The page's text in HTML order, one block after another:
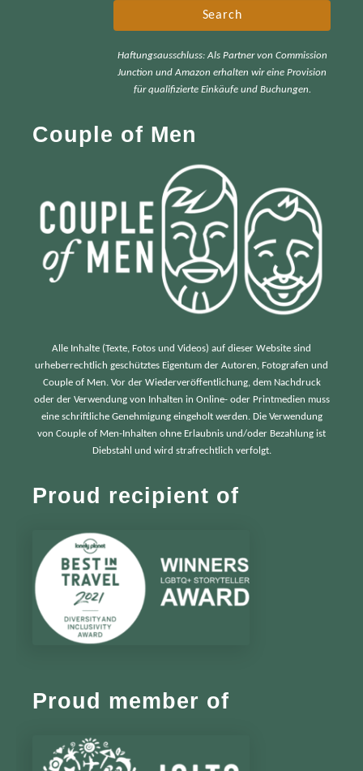
cHaftungsausschluss: Als Partner von Commission
Junction und Amazon erhalten wir eine Provision
für qualifizierte Einkäufe und Buchungen.
Couple of Men
Alle Inhalte (Texte, Fotos und Videos) auf dieser Website sind
urheberrechtlich geschütztes Eigentum der Autoren, Fotografen und
Couple of Men. Vor der Wiederveröffentlichung, dem Nachdruck
oder der Verwendung von Inhalten in Online- oder Printmedien muss
eine schriftliche Genehmigung eingeholt werden. Die Verwendung
von Couple of Men-Inhalten ohne Erlaubnis und/oder Bezahlung ist
Diebstahl und wird strafrechtlich verfolgt.
Proud recipient of
Proud member of